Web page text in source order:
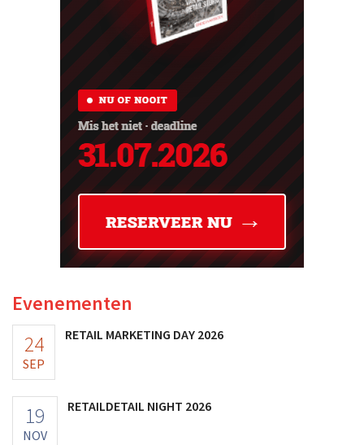
Evenementen
24
SEP
RETAIL MARKETING DAY 2026
19
NOV
RETAILDETAIL NIGHT 2026